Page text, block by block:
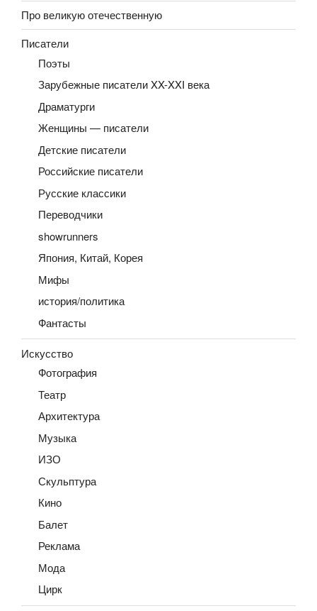
Про великую отечественную
Писатели
Поэты
Зарубежные писатели XX-XXI века
Драматурги
Женщины — писатели
Детские писатели
Российские писатели
Русские классики
Переводчики
showrunners
Япония, Китай, Корея
Мифы
история/политика
Фантасты
Искусство
Фотография
Театр
Архитектура
Музыка
ИЗО
Скульптура
Кино
Балет
Реклама
Мода
Цирк